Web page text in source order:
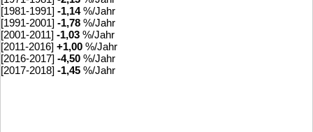
[1981-1991] -1,14%/Jahr
[1991-2001] -1,78 %/Jahr
[2001-2011] -1,03 %/Jahr
[2011-2016] +1,00 %/Jahr
[2016-2017] -4,50 %/Jahr
[2017-2018] -1,45 %/Jahr